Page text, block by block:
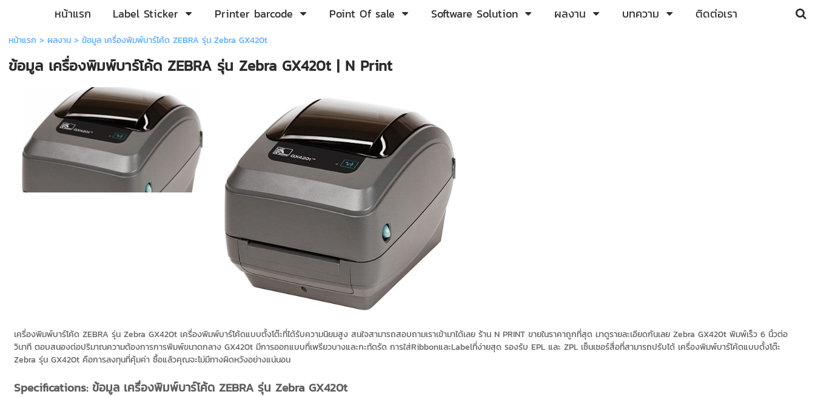
หน้าแรก Label Sticker Printer barcode Point Of sale Software Solution ผลงาน บทความ ติดต่อเรา
หน้าแรก > ผลงาน> ข้อมูล เครื่องพิมพ์บาร์โค้ด ZEBRA รุ่น Zebra GX420t
ข้อมูล เครื่องพิมพ์บาร์โค้ด ZEBRA รุ่น Zebra GX420t | N Print
เครื่องพิมพ์บาร์โค้ด ZEBRA รุ่น Zebra GX420t เครื่องพิมพ์บาร์โค้ดแบบตั้งโต๊ะที่ได้รับความนิยมสูง สนใจสามารถสอบถามเราเข้ามาได้เลย ร้าน N PRINT ขายในราคาถูกที่สุด มาดูรายละเอียดกันเลย Zebra GX420t พิมพ์เร็ว 6 นิ้วต่อ
วินาที ตอบสนองต่อปริมาณความต้องการการพิมพ์ขนาดกลาง GX420t มีการออกแบบที่เพรียวบางและกะทัดรัด การใส่RibbonและLabelที่ง่ายสุด รองรับ EPL และ ZPL เซ็นเซอร์สื่อที่สามารถปรับได้ เครื่องพิมพ์บาร์โค้ดแบบตั้งโต๊ะ
Zebra รุ่น GX420t คือการลงทุนที่คุ้มค่า ซื้อแล้วคุณจะไม่มีทางผิดหวังอย่างแน่นอน
Specifications: ข้อมูล เครื่องพิมพ์บาร์โค้ด ZEBRA รุ่น Zebra GX420t